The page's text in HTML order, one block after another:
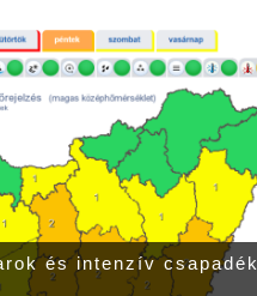
és intenzív csapadék